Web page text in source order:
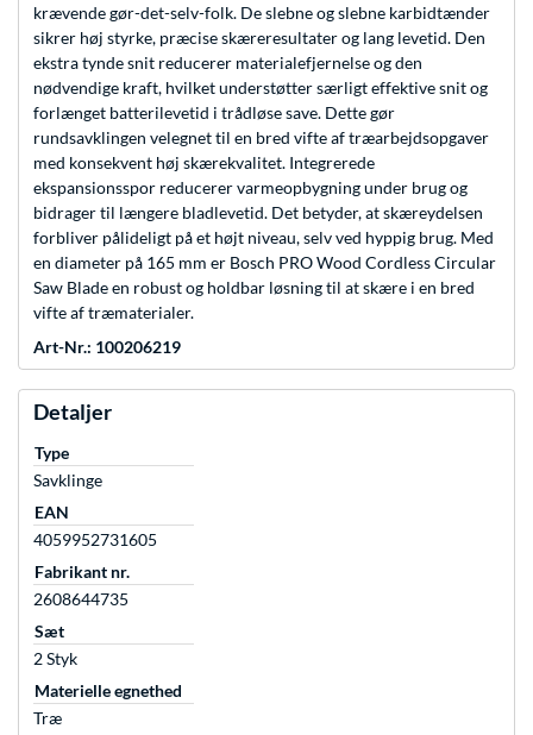
krævende gør-det-selv-folk. De slebne og slebne karbidtænder
sikrer høj styrke, præcise skæreresultater og lang levetid. Den
ekstra tynde snit reducerer materialefjernelse og den
nødvendige kraft, hvilket understøtter særligt effektive snit og
forlænget batterilevetid i trådløse save. Dette gør
rundsavklingen velegnet til en bred vifte af træarbejdsopgaver
med konsekvent høj skærekvalitet. Integrerede
ekspansionsspor reducerer varmeopbygning under brug og
bidrager til længere bladlevetid. Det betyder, at skæreydelsen
forbliver pålideligt på et højt niveau, selv ved hyppig brug. Med
en diameter på 165 mm er Bosch PRO Wood Cordless Circular
Saw Blade en robust og holdbar løsning til at skære i en bred
vifte af træmaterialer.
Art-Nr.: 100206219
Detaljer
Type
Savklinge
EAN
4059952731605
Fabrikant nr.
2608644735
Sæt
2 Styk
Materielle egnethed
Træ